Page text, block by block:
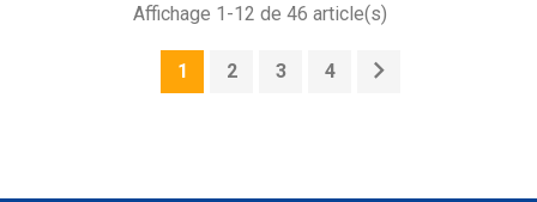
Affichage 1-12 de 46 article(s)
1 2 3 4 